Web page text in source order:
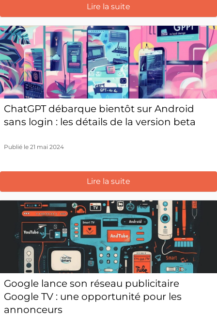
Lire la suite
ChatGPT débarque bientôt sur Android
sans login : les détails de la version beta
Publié le 21 mai 2024
Lire la suite
Google lance son réseau publicitaire
Google TV : une opportunité pour les
annonceurs